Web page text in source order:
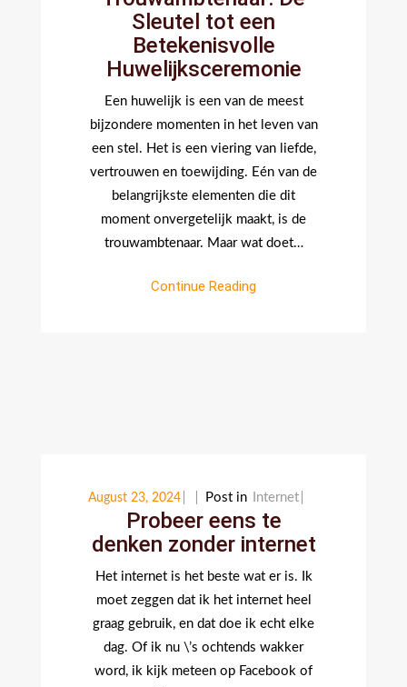
Sleutel tot een
Betekenisvolle
Huwelijksceremonie
Een huwelijk is een van de meest
bijzondere momenten in het leven van
een stel. Het is een viering van liefde,
vertrouwen en toewijding. Eén van de
belangrijkste elementen die dit
moment onvergetelijk maakt, is de
trouwambtenaar. Maar wat doet…
Continue Reading
August 23, 2024 Post in Internet
Probeer eens te
denken zonder internet
Het internet is het beste wat er is. Ik
moet zeggen dat ik het internet heel
graag gebruik, en dat doe ik echt elke
dag. Of ik nu \’s ochtends wakker
word, ik kijk meteen op Facebook of